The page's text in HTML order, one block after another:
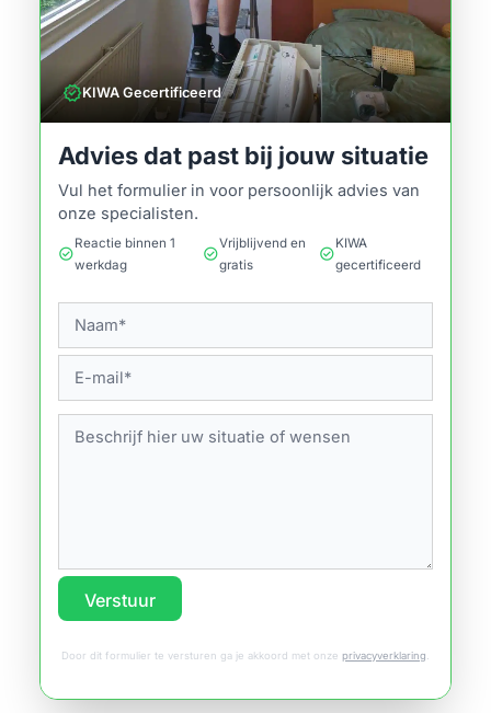
verifiedKIWA Gecertificeerd
Advies dat past bij jouw situatie
Vul het formulier in voor persoonlijk advies van
onze specialisten.
check_circle
Reactie binnen 1
werkdag
check_circle
Vrijblijvend en
gratis
check_circle
KIWA
gecertificeerd
Verstuur
Door dit formulier te versturen ga je akkoord met onze privacyverklaring